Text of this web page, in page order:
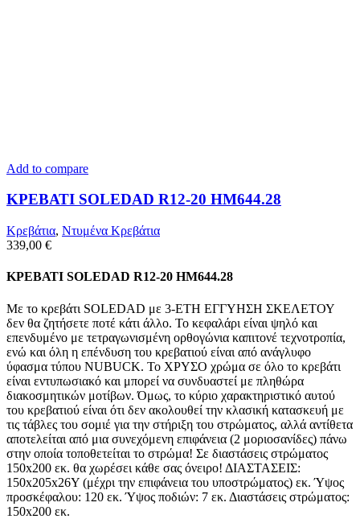
Add to compare
ΚΡΕΒΑΤΙ SOLEDAD R12-20 HM644.28
Κρεβάτια, Ντυμένα Κρεβάτια
339,00 €
ΚΡΕΒΑΤΙ SOLEDAD R12-20 HM644.28
Με το κρεβάτι SOLEDAD με 3-ΕΤΗ ΕΓΓΥΗΣΗ ΣΚΕΛΕΤΟΥ
δεν θα ζητήσετε ποτέ κάτι άλλο. Το κεφαλάρι είναι ψηλό και
επενδυμένο με τετραγωνισμένη ορθογώνια καπιτονέ τεχνοτροπία,
ενώ και όλη η επένδυση του κρεβατιού είναι από ανάγλυφο
ύφασμα τύπου NUBUCK. Το ΧΡΥΣΟ χρώμα σε όλο το κρεβάτι
είναι εντυπωσιακό και μπορεί να συνδυαστεί με πληθώρα
διακοσμητικών μοτίβων. Όμως, το κύριο χαρακτηριστικό αυτού
του κρεβατιού είναι ότι δεν ακολουθεί την κλασική κατασκευή με
τις τάβλες του σομιέ για την στήριξη του στρώματος, αλλά αντίθετα
αποτελείται από μια συνεχόμενη επιφάνεια (2 μοριοσανίδες) πάνω
στην οποία τοποθετείται το στρώμα! Σε διαστάσεις στρώματος
150x200 εκ. θα χωρέσει κάθε σας όνειρο! ΔΙΑΣΤΑΣΕΙΣ:
150x205x26Υ (μέχρι την επιφάνεια του υποστρώματος) εκ. Ύψος
προσκέφαλου: 120 εκ. Ύψος ποδιών: 7 εκ. Διαστάσεις στρώματος:
150x200 εκ.